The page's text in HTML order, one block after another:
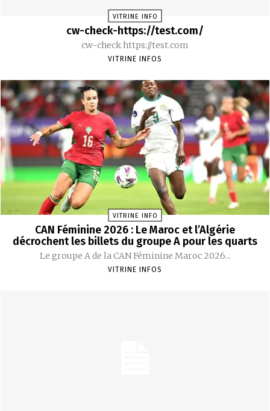
VITRINE INFO
cw-check-https://test.com/
cw-check https://test.com
VITRINE INFOS
VITRINE INFO
CAN Féminine 2026 : Le Maroc et l’Algérie
décrochent les billets du groupe A pour les quarts
Le groupe A de la CAN Féminine Maroc 2026...
VITRINE INFOS